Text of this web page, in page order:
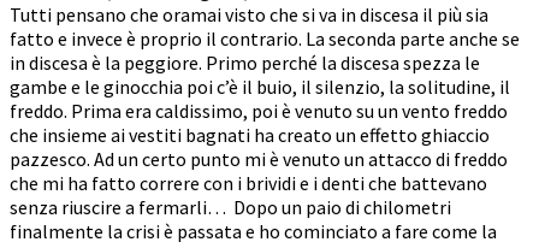
Tutti pensano che oramai visto che si va in discesa il più sia
fatto e invece è proprio il contrario. La seconda parte anche se
in discesa è la peggiore. Primo perché la discesa spezza le
gambe e le ginocchia poi c’è il buio, il silenzio, la solitudine, il
freddo. Prima era caldissimo, poi è venuto su un vento freddo
che insieme ai vestiti bagnati ha creato un effetto ghiaccio
pazzesco. Ad un certo punto mi è venuto un attacco di freddo
che mi ha fatto correre con i brividi e i denti che battevano
senza riuscire a fermarli… Dopo un paio di chilometri
finalmente la crisi è passata e ho cominciato a fare come la